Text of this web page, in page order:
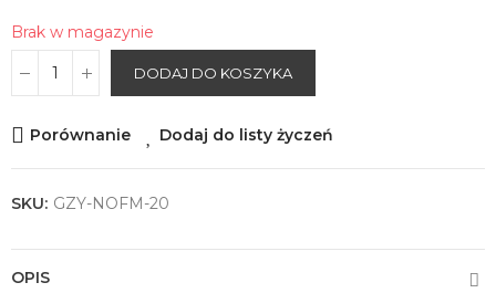
Brak w magazynie
DODAJ DO KOSZYKA
Porównanie Dodaj do listy życzeń
SKU: GZY-NOFM-20
OPIS